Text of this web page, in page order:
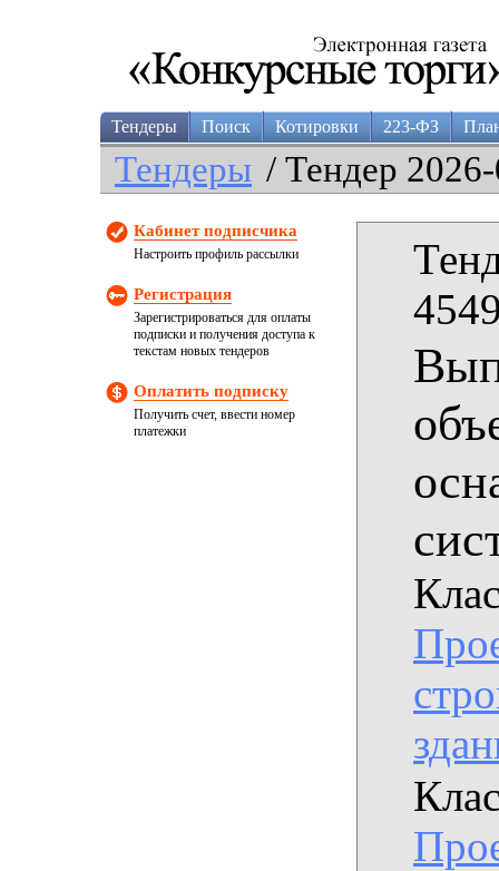
Тендеры Поиск Котировки 223-ФЗ
Тендеры / Тендер
Кабинет подписчика
Настроить профиль рассылки
Регистрация
Зарегистрироваться для оплаты
подписки и получения доступа к
текстам новых тендеров
Оплатить подписку
Получить счет, ввести номер
платежки